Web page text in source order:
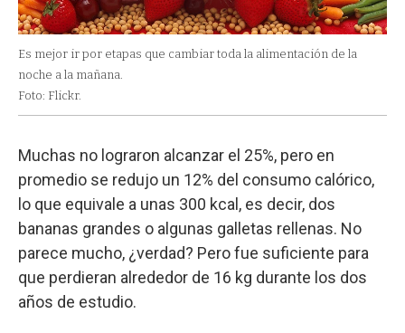
Es mejor ir por etapas que cambiar toda la alimentación de la
noche a la mañana.
Foto: Flickr.
Muchas no lograron alcanzar el 25%, pero en
promedio se redujo un 12% del consumo calórico,
lo que equivale a unas 300 kcal, es decir, dos
bananas grandes o algunas galletas rellenas. No
parece mucho, ¿verdad? Pero fue suficiente para
que perdieran alrededor de 16 kg durante los dos
años de estudio.